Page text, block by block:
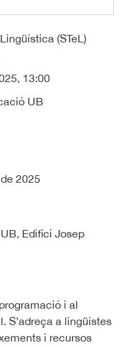
(STeL)
13:00
UB
2025
Edifici Josep
i al
S’adreça a lingüistes
i recursos